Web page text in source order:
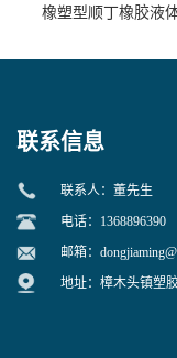
橡塑型顺丁橡胶液
联系信息
联系人：董先生
电话：1368896390
邮箱：
地址：樟木头镇塑